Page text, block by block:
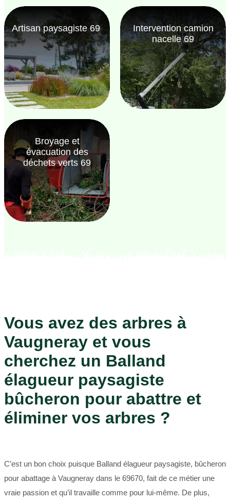
Artisan paysagiste 69
Intervention camion
nacelle 69
Broyage et
évacuation des
déchets verts 69
Vous avez des arbres à
Vaugneray et vous
cherchez un Balland
élagueur paysagiste
bûcheron pour abattre et
éliminer vos arbres ?
C’est un bon choix puisque Balland élagueur paysagiste, bûcheron
pour abattage à Vaugneray dans le 69670, fait de ce métier une
vraie passion et qu’il travaille comme pour lui-même. De plus,